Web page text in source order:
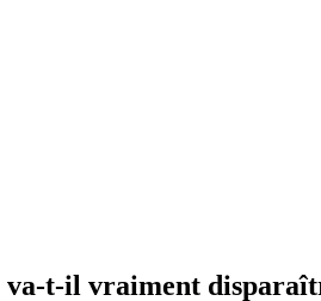
va-t-il vraiment